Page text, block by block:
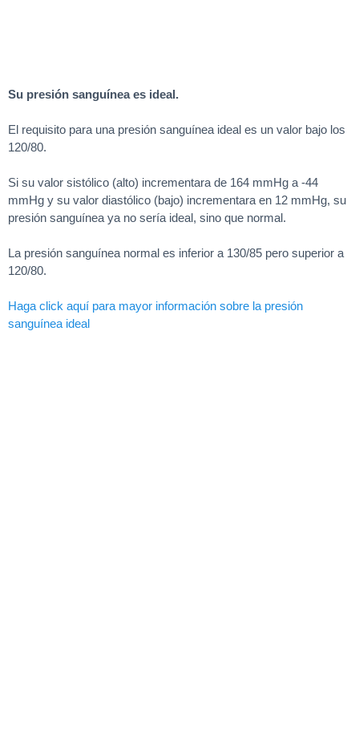
Su presión sanguínea es ideal.
El requisito para una presión sanguínea ideal es un valor bajo los
120/80.
Si su valor sistólico (alto) incrementara de 164 mmHg a -44
mmHg y su valor diastólico (bajo) incrementara en 12 mmHg, su
presión sanguínea ya no sería ideal, sino que normal.
La presión sanguínea normal es inferior a 130/85 pero superior a
120/80.
Haga click aquí para mayor información sobre la presión
sanguínea ideal